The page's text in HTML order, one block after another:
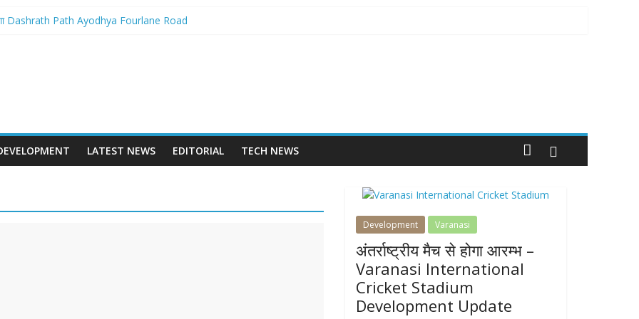
Dashrath Path Ayodhya Fourlane Road
Mohansarai Lahartara 6 Lane Road Varanasi
– Prayagraj 6 Lane Ganga Bridge
LATEST NEWS EDITORIAL TECH NEWS
Development Varanasi
अंतर्राष्ट्रीय मैच से होगा आरम्भ –
Varanasi International
Cricket Stadium
Development Update